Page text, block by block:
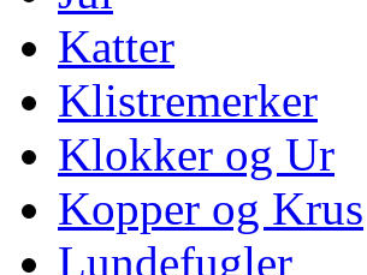
Katter
Klistremerker
Klokker og Ur
Kopper og Krus
Lundefugler